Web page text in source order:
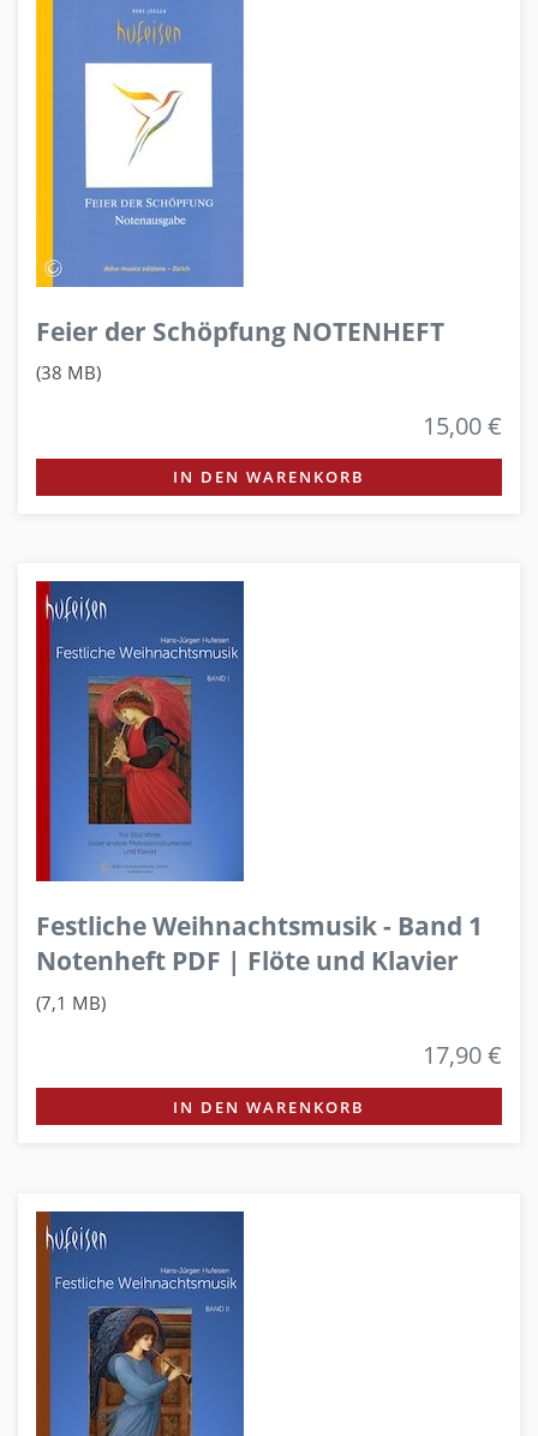
Feier der Schöpfung NOTENHEFT
(38 MB)
15,00 €
IN DEN WARENKORB
Festliche Weihnachtsmusik - Band 1
Notenheft PDF | Flöte und Klavier
(7,1 MB)
17,90 €
IN DEN WARENKORB